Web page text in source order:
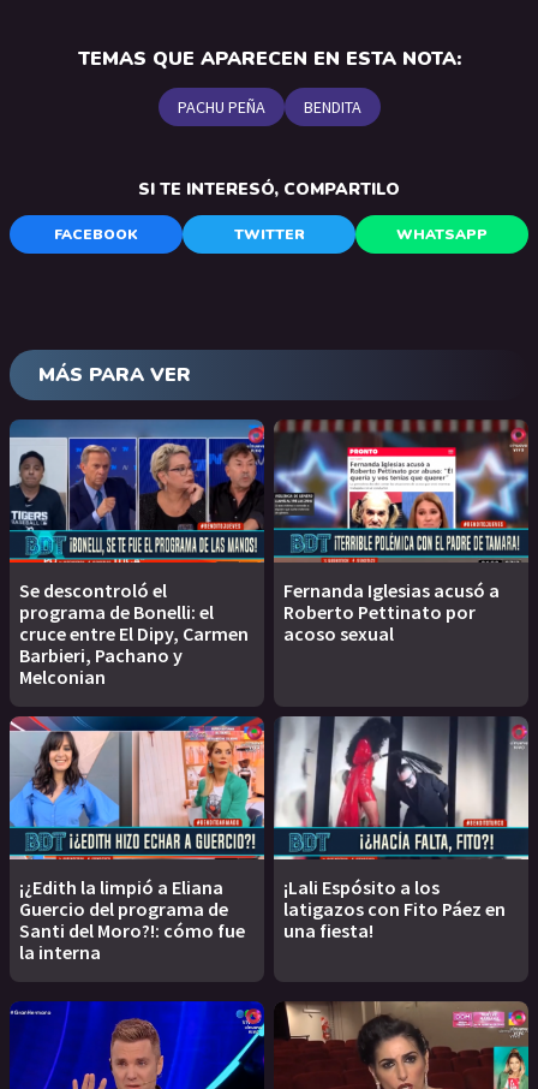
TEMAS QUE APARECEN EN ESTA NOTA:
PACHU PEÑA BENDITA
SI TE INTERESÓ, COMPARTILO
FACEBOOK TWITTER WHATSAPP
MÁS PARA VER
Se descontroló el
programa de Bonelli: el
cruce entre El Dipy, Carmen
Barbieri, Pachano y
Melconian
Fernanda Iglesias acusó a
Roberto Pettinato por
acoso sexual
¡¿Edith la limpió a Eliana
Guercio del programa de
Santi del Moro?!: cómo fue
la interna
¡Lali Espósito a los
latigazos con Fito Páez en
una fiesta!